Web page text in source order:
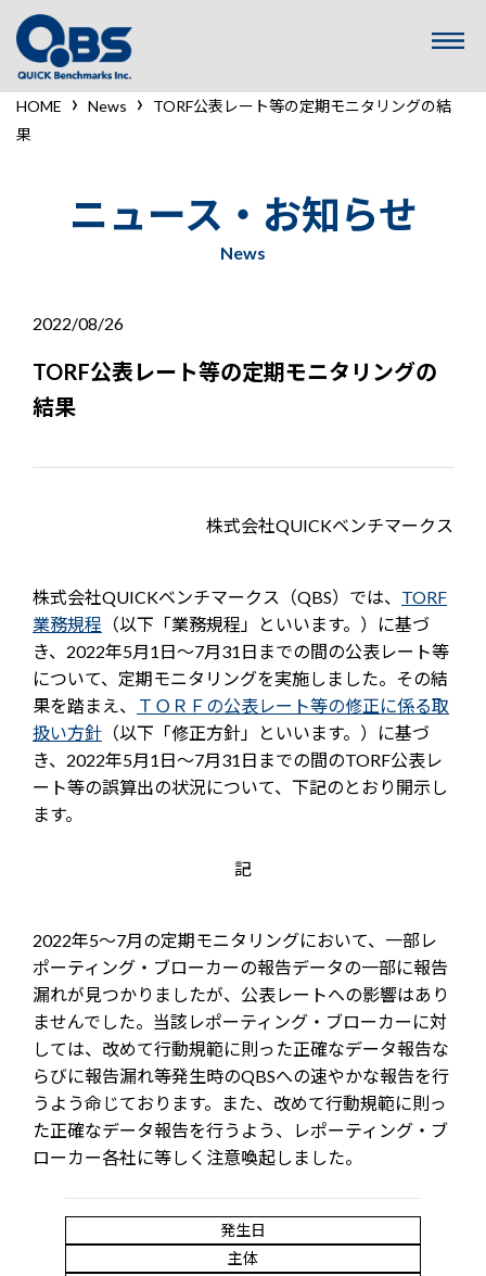
ン
ツ
ッ
プ
HOME › News › TORF公表レート等の定期モニタリングの結
果
ニュース・お知らせ
News
2022/08/26
TORF公表レート等の定期モニタリングの
結果
株式会社QUICKベンチマークス
株式会社QUICKベンチマークス（QBS）では、 TORF
業務規程 （以下「業務規程」といいます。）に基づ
き、2022年5月1日～7月31日までの間の公表レート等
について、定期モニタリングを実施しました。その結
果を踏まえ、
ＴＯＲＦの公表レート等の修正に係る取
扱い方針 （以下「修正方針」といいます。）に基づ
き、2022年5月1日～7月31日までの間のTORF公表レ
ート等の誤算出の状況について、下記のとおり開示し
ます。
記
2022年5～7月の定期モニタリングにおいて、一部レ
ポーティング・ブローカーの報告データの一部に報告
漏れが見つかりましたが、公表レートへの影響はあり
ませんでした。当該レポーティング・ブローカーに対
しては、改めて行動規範に則った正確なデータ報告な
らびに報告漏れ等発生時のQBSへの速やかな報告を行
うよう命じております。また、改めて行動規範に則っ
た正確なデータ報告を行うよう、レポーティング・ブ
ローカー各社に等しく注意喚起しました。
発生日
主体